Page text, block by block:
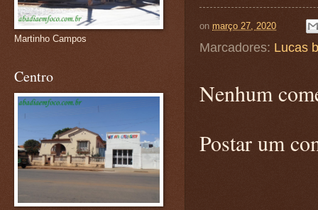
on março 27, 2020
Marcadores: Lucas
Nenhum
Postar um
Martinho Campos
Centro